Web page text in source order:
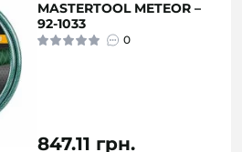
MASTERTOOL METEOR –
92-1033
0
847.11 грн.